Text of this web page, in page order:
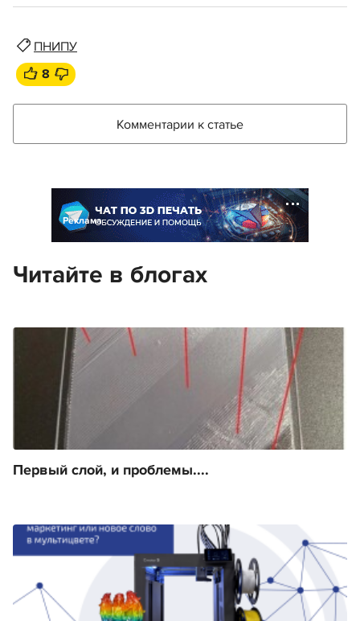
ПНИПУ
8
Комментарии к статье
Реклама
Читайте в блогах
Первый слой, и проблемы....